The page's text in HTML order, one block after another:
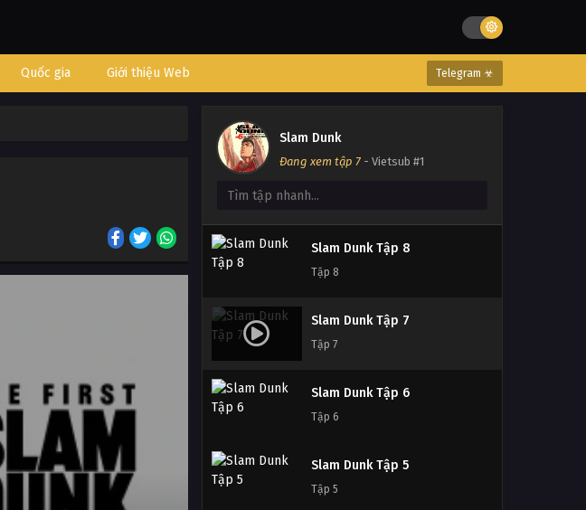
Quốc gia Giới thiệu Web Telegram ☣
Slam Dunk
Đang xem tập 7 - Vietsub #1
Tập 11
Tập 9
Slam Dunk Tập 8
Tập 8
Slam Dunk Tập 7
Tập 7
Slam Dunk Tập 6
Tập 6
Slam Dunk Tập 5
Tập 5